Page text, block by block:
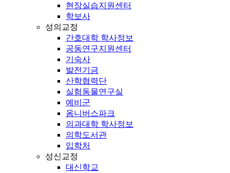
현장실습지원센터
학보사
성의교정
간호대학 학사정보
공동연구지원센터
기숙사
발전기금
산학협력단
실험동물연구실
예비군
옴니버스파크
의과대학 학사정보
의학도서관
입학처
성신교정
대신학교